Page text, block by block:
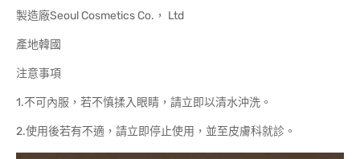
製造廠Seoul Cosmetics Co.， Ltd
產地韓國
注意事項
1.不可內服，若不慎揉入眼睛，請立即以清水沖洗。
2.使用後若有不適，請立即停止使用，並至皮膚科就診。